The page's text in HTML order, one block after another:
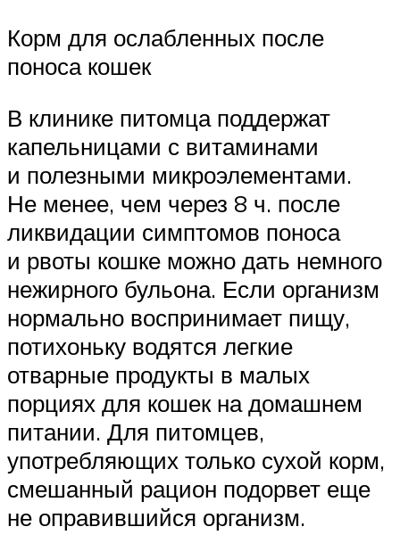
Корм для ослабленных после
поноса кошек
В клинике питомца поддержат
капельницами с витаминами
и полезными микроэлементами.
Не менее, чем через 8 ч. после
ликвидации симптомов поноса
и рвоты кошке можно дать немного
нежирного бульона. Если организм
нормально воспринимает пищу,
потихоньку водятся легкие
отварные продукты в малых
порциях для кошек на домашнем
питании. Для питомцев,
употребляющих только сухой корм,
смешанный рацион подорвет еще
не оправившийся организм.